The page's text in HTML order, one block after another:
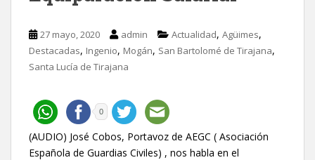
27 mayo, 2020 admin Actualidad, Agüimes,
Destacadas, Ingenio, Mogán, San Bartolomé de Tirajana,
Santa Lucía de Tirajana
0
(AUDIO) José Cobos, Portavoz de AEGC ( Asociación
Española de Guardias Civiles) , nos habla en el